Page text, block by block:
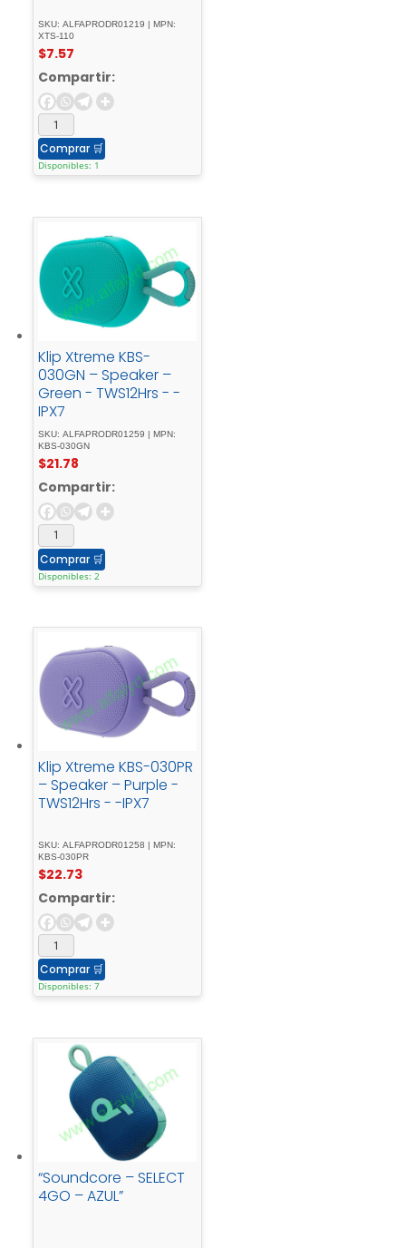
SKU: ALFAPRODR01219 | MPN:
XTS-110
$7.57
Compartir:
Comprar 🛒
Disponibles: 1
Klip Xtreme KBS-
030GN – Speaker –
Green - TWS12Hrs - -
IPX7
SKU: ALFAPRODR01259 | MPN:
KBS-030GN
$21.78
Compartir:
Comprar 🛒
Disponibles: 2
Klip Xtreme KBS-030PR
– Speaker – Purple -
TWS12Hrs - -IPX7
SKU: ALFAPRODR01258 | MPN:
KBS-030PR
$22.73
Compartir:
Comprar 🛒
Disponibles: 7
“Soundcore – SELECT
4GO – AZUL”